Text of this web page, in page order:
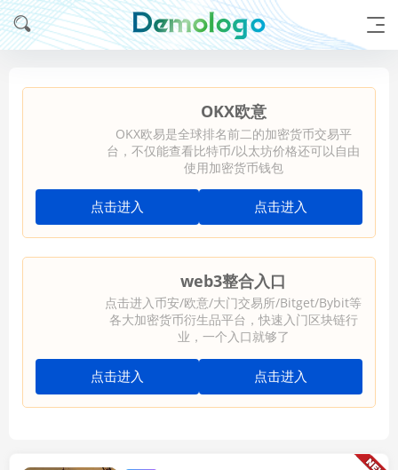
OKX欧意
OKX欧易是全球排名前二的加密货币交易平
台，不仅能查看比特币/以太坊价格还可以自由
使用加密货币钱包
点击进入 点击进入
web3整合入口
点击进入币安/欧意/大门交易所/Bitget/Bybit等
各大加密货币衍生品平台，快速入门区块链行
业，一个入口就够了
点击进入 点击进入